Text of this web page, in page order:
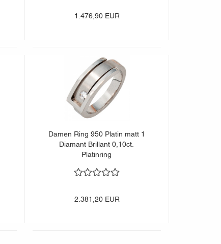
1.476,90 EUR
Damen Ring 950 Platin matt 1
Diamant Brillant 0,10ct.
Platinring
2.381,20 EUR